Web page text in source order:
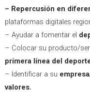
– Repercusión en
plataformas digitales
– Ayudar a fomentar el
– Colocar su producto/
primera línea del
– Identificar a su
valores.